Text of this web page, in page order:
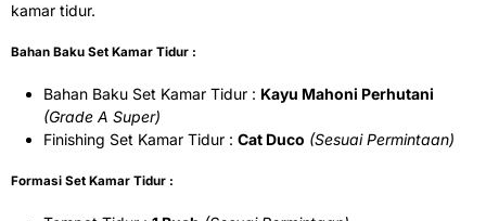
kamar tidur.
Bahan Baku Set Kamar Tidur :
Bahan Baku Set Kamar Tidur : Kayu Mahoni Perhutani
(Grade A Super)
Finishing Set Kamar Tidur : Cat Duco (Sesuai Permintaan)
Formasi Set Kamar Tidur :